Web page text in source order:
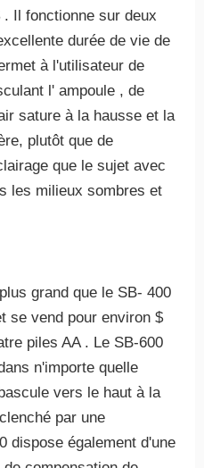
Il fonctionne sur deux
durée de vie de
à l'utilisateur de
l' ampoule , de
sature à la hausse et la
plutôt que de
que le sujet avec
les milieux sombres et
grand que le SB- 400
se vend pour environ $
piles AA . Le SB-600
n'importe quelle
vers le haut à la
par une
dispose également d'une